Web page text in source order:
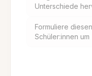
Unterschiede
Formuliere
Schüler:innen um